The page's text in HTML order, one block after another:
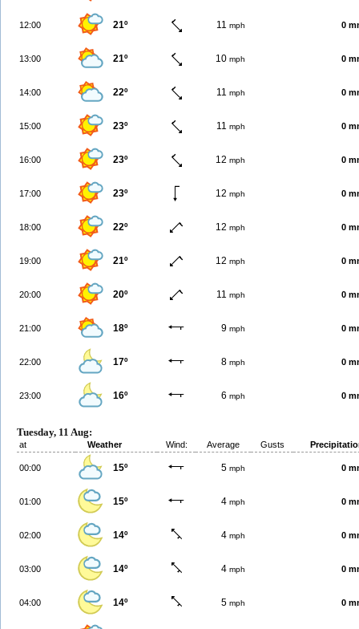
12:00 21º 11 mph 0
13:00 21º 10 mph 0
14:00 22º 11 mph 0
15:00 23º 11 mph 0
16:00 23º 12 mph 0
17:00 23º 12 mph 0
18:00 22º 12 mph 0
19:00 21º 12 mph 0
20:00 20º 11 mph 0
21:00 18º 9 mph 0
22:00 17º 8 mph 0
23:00 16º 6 mph 0
Tuesday, 11 Aug:
at Weather Wind: Average Gusts
00:00 15º 5 mph 0
01:00 15º 4 mph 0
02:00 14º 4 mph 0
03:00 14º 4 mph 0
04:00 14º 5 mph 0